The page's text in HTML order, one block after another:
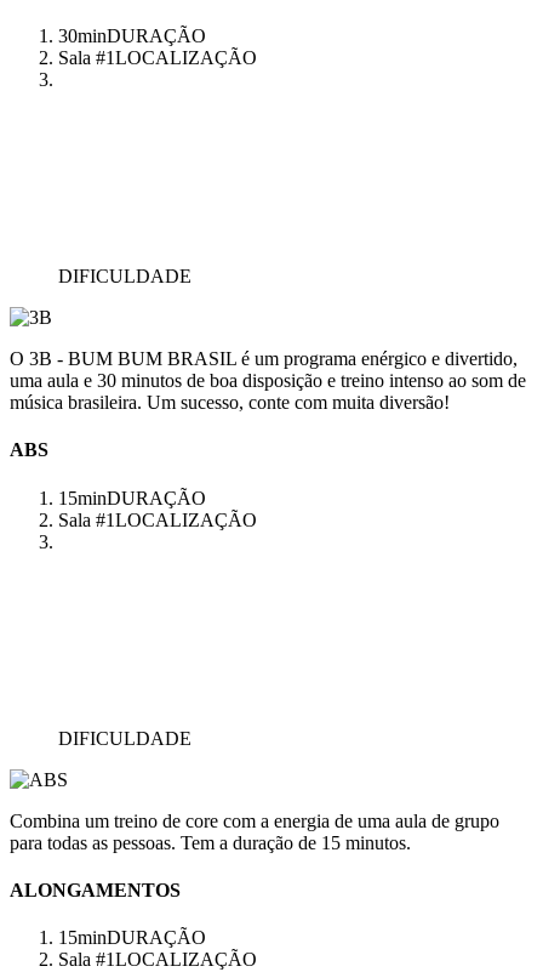
30minDURAÇÃO
Sala #1LOCALIZAÇÃO
DIFICULDADE
O 3B - BUM BUM BRASIL é um programa enérgico e divertido,
uma aula e 30 minutos de boa disposição e treino intenso ao som de
música brasileira. Um sucesso, conte com muita diversão!
ABS
15minDURAÇÃO
Sala #1LOCALIZAÇÃO
DIFICULDADE
Combina um treino de core com a energia de uma aula de grupo
para todas as pessoas. Tem a duração de 15 minutos.
ALONGAMENTOS
15minDURAÇÃO
Sala #1LOCALIZAÇÃO